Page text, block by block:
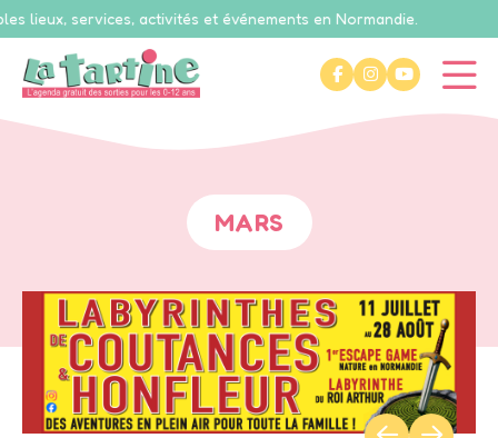
services, activités et événements en Normandie.
MARS